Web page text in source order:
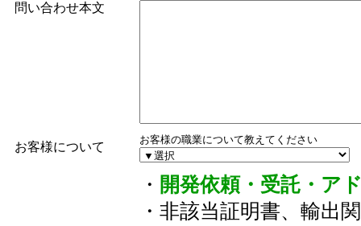
問い合わせ本文
お客様について
お客様の職業について教えてください
・ 開発依頼・受託・ア
・非該当証明書、輸出